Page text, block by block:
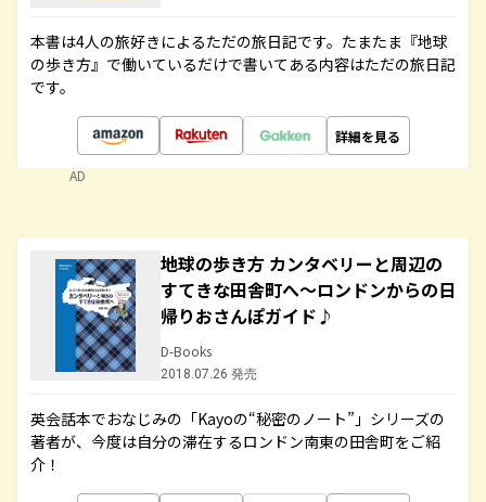
本書は4人の旅好きによるただの旅日記です。たまたま『地球
の歩き方』で働いているだけで書いてある内容はただの旅日記
です。
詳細を見る
AD
地球の歩き方 カンタベリーと周辺の
すてきな田舎町へ～ロンドンからの日
帰りおさんぽガイド♪
D-Books
2018.07.26 発売
英会話本でおなじみの「Kayoの“秘密のノート”」シリーズの
著者が、今度は自分の滞在するロンドン南東の田舎町をご紹
介！